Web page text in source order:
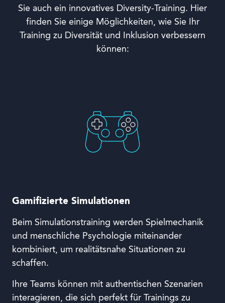
Sie auch ein innovatives Diversity-Training. Hier
finden Sie einige Möglichkeiten, wie Sie Ihr
Training zu Diversität und Inklusion verbessern
können:
Gamifizierte Simulationen
Beim Simulationstraining werden Spielmechanik
und menschliche Psychologie miteinander
kombiniert, um realitätsnahe Situationen zu
schaffen.
Ihre Teams können mit authentischen Szenarien
interagieren, die sich perfekt für Trainings zu